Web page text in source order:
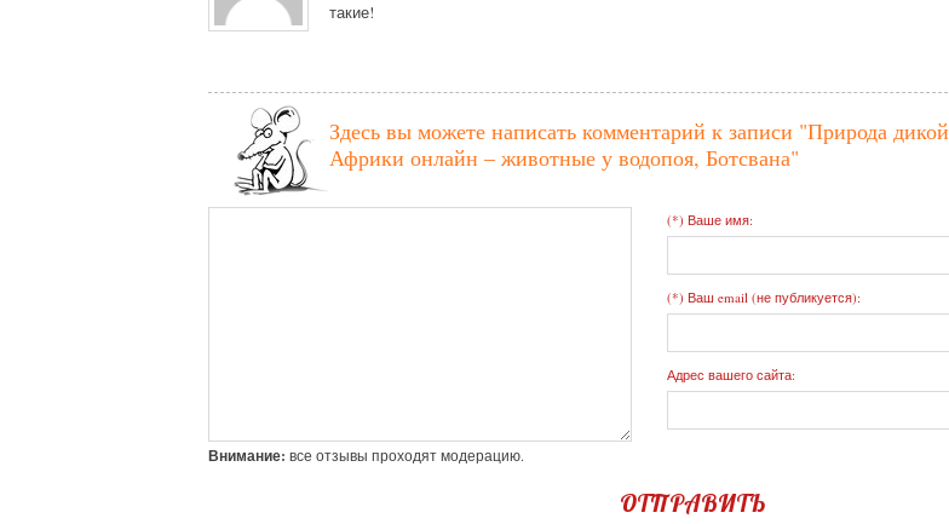
такие!
Здесь вы можете написать комментарий к записи "Природа дикой
Африки онлайн – животные у водопоя, Ботсвана"
(*) Ваше имя:
(*) Ваш email (не публикуется):
Адрес вашего сайта:
Внимание: все отзывы проходят модерацию.
ОТПРАВИТЬ